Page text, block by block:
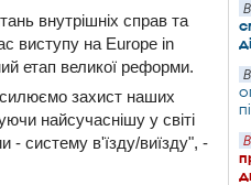
внутрішніх справ та
виступу на Europe in
етап великої реформи.
захист наших
найсучаснішу у світі
- систему в'їзду/виїзду", -